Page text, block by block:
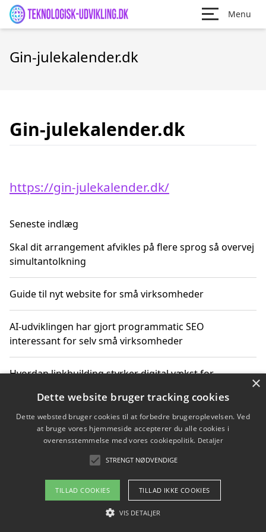
Menu
Gin-julekalender.dk
Gin-julekalender.dk
https://gin-julekalender.dk/
Seneste indlæg
Skal dit arrangement afvikles på flere sprog så overvej
simultantolkning
Guide til nyt website for små virksomheder
AI-udviklingen har gjort programmatic SEO
interessant for selv små virksomheder
Hvordan linkbuilding styrker digital vækst for
Sådan har udviklingen inden for genbrug af elektronik
ændret sig
Copyright 2026 - Pilanto Aps
Om / kontakt
×
Dette website bruger tracking cookies
Dette websted bruger cookies til at forbedre brugeroplevelsen. Ved
at bruge vores hjemmeside accepterer du alle cookies i
overensstemmelse med vores cookiepolitik. Detaljer
STRENGT NØDVENDIGE
TILLAD COOKIES TILLAD IKKE COOKIES
VIS DETALJER